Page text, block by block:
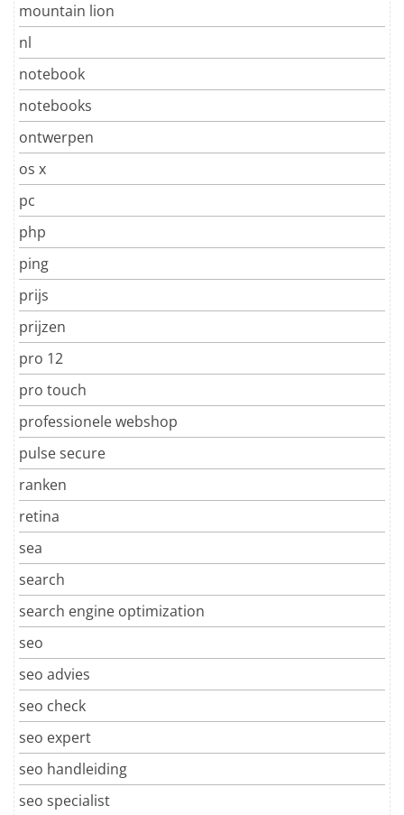
mountain lion
nl
notebook
notebooks
ontwerpen
os x
pc
php
ping
prijs
prijzen
pro 12
pro touch
professionele webshop
pulse secure
ranken
retina
sea
search
search engine optimization
seo
seo advies
seo check
seo expert
seo handleiding
seo specialist